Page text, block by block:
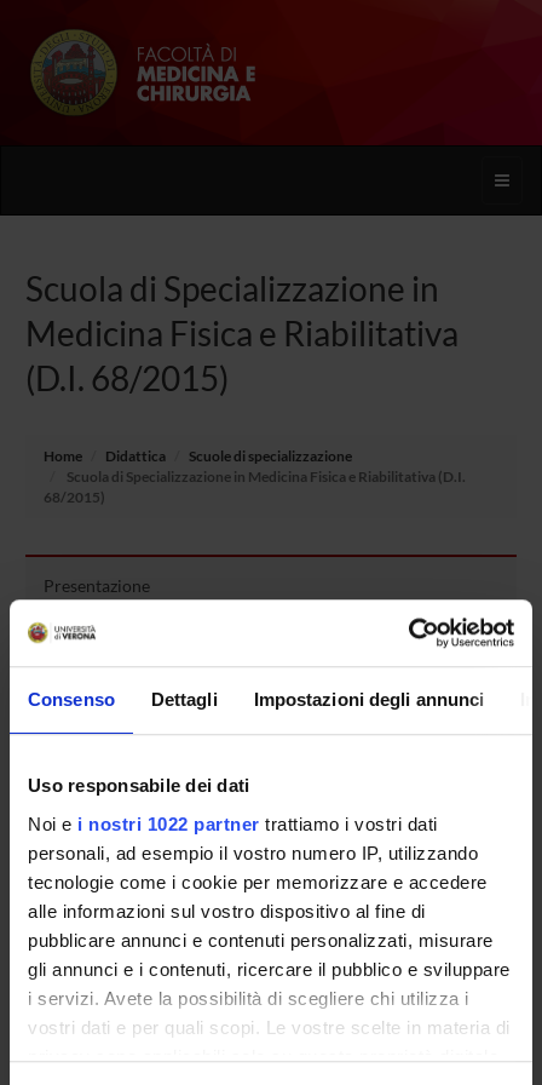
Consenso Dettagli Impostazioni degli annunci
Uso responsabile dei dati
Noi e i nostri 1022 partner trattiamo i vostri dati
personali, ad esempio il vostro numero IP, utilizzando
tecnologie come i cookie per memorizzare e accedere
alle informazioni sul vostro dispositivo al fine di
pubblicare annunci e contenuti personalizzati, misurare
gli annunci e i contenuti, ricercare il pubblico e sviluppare
i servizi. Avete la possibilità di scegliere chi utilizza i
vostri dati e per quali scopi. Le vostre scelte in materia di
privacy sono applicabili solo su questa proprietà digitale
Toggle
Scuola di Specializzazione in
Medicina Fisica e Riabilitativa
(D.I. 68/2015)
Home Didattica
Scuole di specializzazione
Scuola di Specializzazione in Medicina Fisica e Riabilitativa (D.I.
68/2015)
Presentazione
Come iscriversi e Requisiti di ammissione
Rete formativa
Servizio Studenti Internazionali
OFFERTA FORMATIVA
SEMESTRE FILTRO